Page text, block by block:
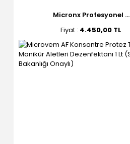
Micronx Profesyonel ...
Fiyat : 4.450,00 TL